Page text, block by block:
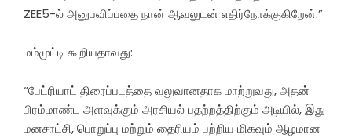
ZEE5-ல் அனுபவிப்பதை நான் ஆவலுடன் எதிர்நோக்குகிறேன்.”
மம்முட்டி கூறியதாவது:
“பேட்ரியாட் திரைப்படத்தை வலுவானதாக மாற்றுவது, அதன்
பிரம்மாண்ட அளவுக்கும் அரசியல் பதற்றத்திற்கும் அடியில், இது
மனசாட்சி, பொறுப்பு மற்றும் தைரியம் பற்றிய மிகவும் ஆழமான